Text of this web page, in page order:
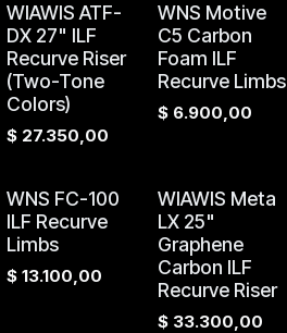
WIAWIS ATF-
DX 27" ILF
Recurve Riser
(Two-Tone
Colors)
$ 27.350,00
WNS Motive
C5 Carbon
Foam ILF
Recurve Limbs
$ 6.900,00
WNS FC-100
ILF Recurve
Limbs
$ 13.100,00
WIAWIS Meta
LX 25"
Graphene
Carbon ILF
Recurve Riser
$ 33.300,00